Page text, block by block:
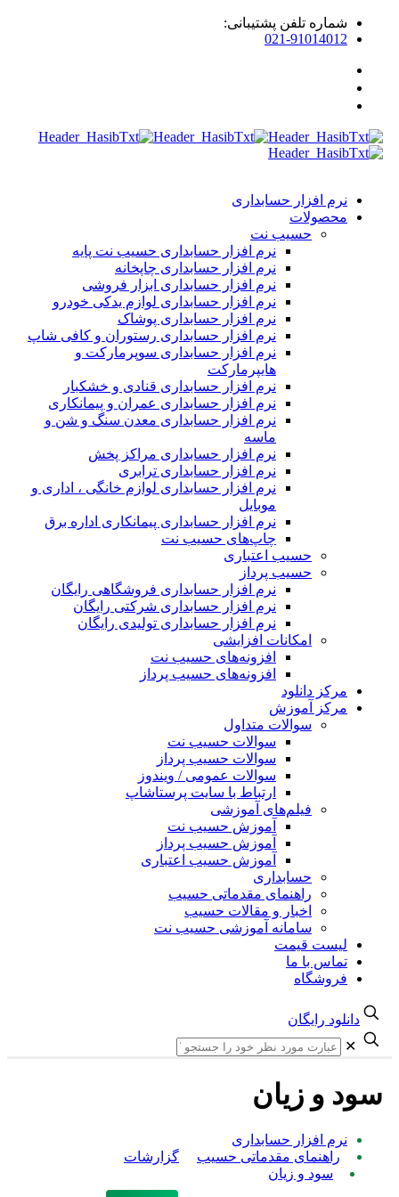
تلفن پشتیبانی:
021-
افزار حسابداری
حسیب نت
نرم افزار حسابداری حسیب نت پایه
نرم افزار حسابداری چاپخانه
نرم افزار حسابداری ابزار فروشی
نرم افزار حسابداری لوازم یدکی خودرو
نرم افزار حسابداری پوشاک
نرم افزار حسابداری رستوران و کافی شاپ
نرم افزار حسابداری سوپرمارکت و
هایپرمارکت
نرم افزار حسابداری قنادی و خشکبار
نرم افزار حسابداری عمران و پیمانکاری
نرم افزار حسابداری معدن سنگ و شن و
نرم افزار حسابداری مراکز پخش
نرم افزار حسابداری ترابری
نرم افزار حسابداری لوازم خانگی ، اداری و
نرم افزار حسابداری پیمانکاری اداره برق
چاپ‌های حسیب نت
حسیب اعتباری
حسیب پرداز
نرم افزار حسابداری فروشگاهی رایگان
نرم افزار حسابداری شرکتی رایگان
نرم افزار حسابداری تولیدی رایگان
امکانات افزایشی
افزونه‌های حسیب نت
افزونه‌های حسیب پرداز
دانلود
آموزش
سوالات متداول
سوالات حسیب نت
سوالات حسیب پرداز
سوالات عمومی / ویندوز
ارتباط با سایت پرستاشاپ
فیلم‌های آموزشی
آموزش حسیب نت
آموزش حسیب پرداز
آموزش حسیب اعتباری
حسابداری
راهنمای مقدماتی حسیب
اخبار و مقالات حسیب
سامانه آموزشی حسیب نت
قیمت
با ما
رایگان
و زیان
افزار حسابداری
راهنمای مقدماتی حسیب
گزارشات
سود و زیان